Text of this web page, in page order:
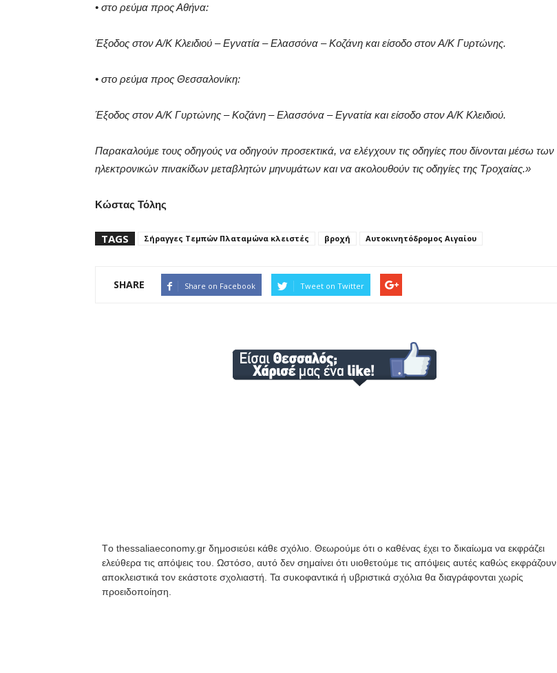
• στο ρεύμα προς Αθήνα:
Έξοδος στον Α/Κ Κλειδιού – Εγνατία – Ελασσόνα – Κοζάνη και είσοδο στον Α/Κ Γυρτώνης.
• στο ρεύμα προς Θεσσαλονίκη:
Έξοδος στον Α/Κ Γυρτώνης – Κοζάνη – Ελασσόνα – Εγνατία και είσοδο στον Α/Κ Κλειδιού.
Παρακαλούμε τους οδηγούς να οδηγούν προσεκτικά, να ελέγχουν τις οδηγίες που δίνονται μέσω των
ηλεκτρονικών πινακίδων μεταβλητών μηνυμάτων και να ακολουθούν τις οδηγίες της Τροχαίας.»
Κώστας Τόλης
TAGS Σήραγγες Τεμπών Πλαταμώνα κλειστές βροχή Αυτοκινητόδρομος Αιγαίου
SHARE Share on Facebook Tweet on Twitter
Tο thessaliaeconomy.gr δημοσιεύει κάθε σχόλιο. Θεωρούμε ότι ο καθένας έχει το δικαίωμα να εκφράζει
ελεύθερα τις απόψεις του. Ωστόσο, αυτό δεν σημαίνει ότι υιοθετούμε τις απόψεις αυτές καθώς εκφράζουν
αποκλειστικά τον εκάστοτε σχολιαστή. Τα συκοφαντικά ή υβριστικά σχόλια θα διαγράφονται χωρίς
προειδοποίηση.